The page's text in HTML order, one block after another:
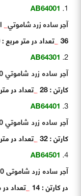
AB64001
آجر ساده زرد شاموتي_
36
_تعداد در متر مربع : 50
AB64301
آجر ساده زرد شاموتي 330
کارتن : 28
_تعداد در
AB64401
آجر ساده زرد شاموتي 400
کارتن : 32
_تعداد در
AB64501
آجر ساده زرد شاموتی 10*50
در کارتن : 14
_تعداد در